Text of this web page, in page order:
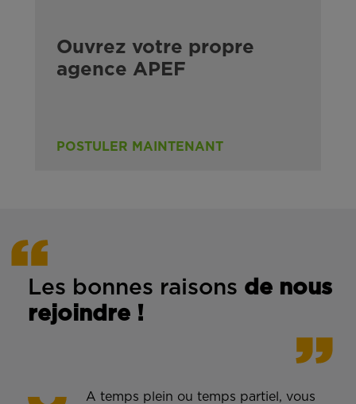
Ouvrez votre propre
agence APEF
POSTULER MAINTENANT
Les bonnes raisons de nous
rejoindre !
A temps plein ou temps partiel, vous